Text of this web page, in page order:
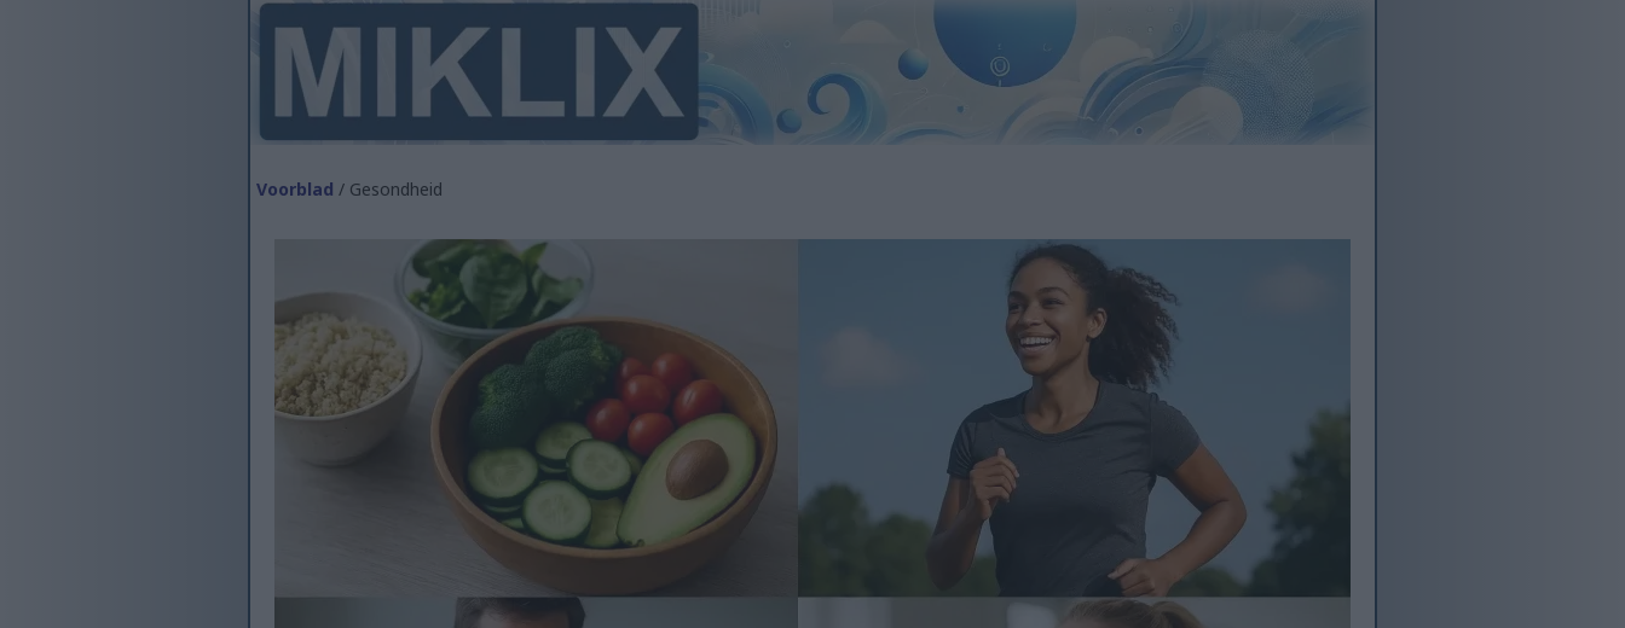
Voorblad / Gesondheid